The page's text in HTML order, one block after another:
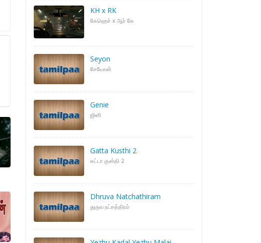
KH x RK
கேஹெச் x ஆர் கே
Seyon
சேயோன்
Genie
ஜினி
Gatta Kusthi 2
கட்டா குஸ்தி 2
Dhruva Natchathiram
துருவ நட்சத்திரம்